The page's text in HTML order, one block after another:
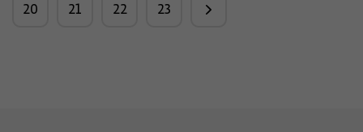
20 21 22 23